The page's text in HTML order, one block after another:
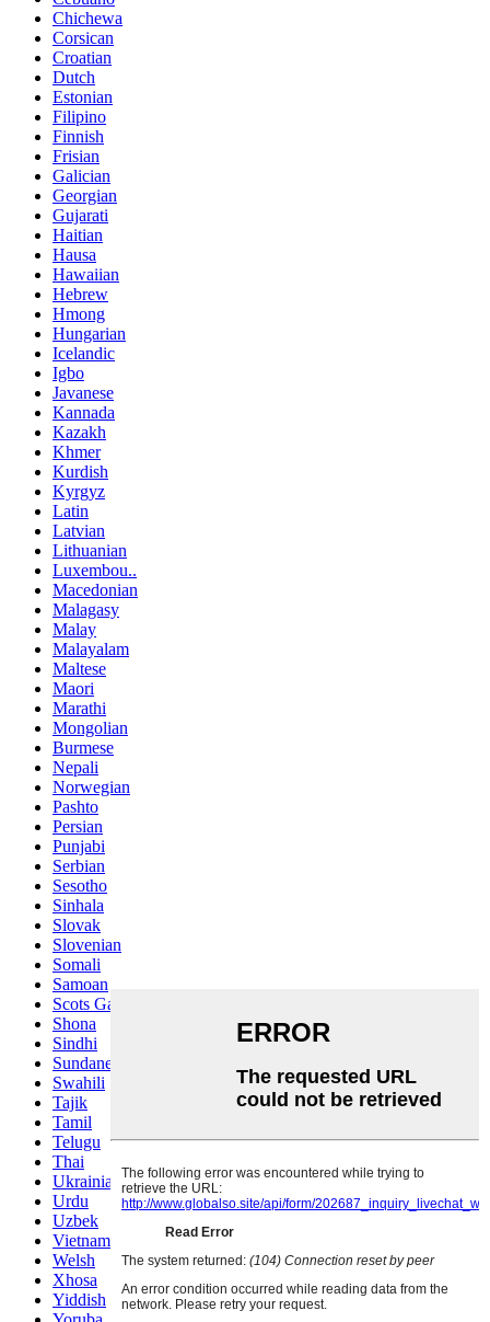
Chichewa
Corsican
Croatian
Dutch
Estonian
Filipino
Finnish
Frisian
Galician
Georgian
Gujarati
Haitian
Hausa
Hawaiian
Hebrew
Hmong
Hungarian
Icelandic
Igbo
Javanese
Kannada
Kazakh
Khmer
Kurdish
Kyrgyz
Latin
Latvian
Lithuanian
Luxembou..
Macedonian
Malagasy
Malay
Malayalam
Maltese
Maori
Marathi
Mongolian
Burmese
Nepali
Norwegian
Pashto
Persian
Punjabi
Serbian
Sesotho
Sinhala
Slovak
Slovenian
Somali
Samoan
Scots Gaelic
Shona
Sindhi
Sundanese
Swahili
Tajik
Tamil
Telugu
Thai
Ukrainian
Urdu
Uzbek
Vietnamese
Welsh
Xhosa
Yiddish